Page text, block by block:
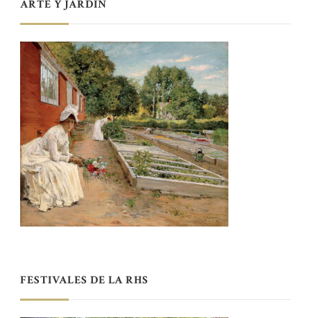
ARTE Y JARDÍN
FESTIVALES DE LA RHS